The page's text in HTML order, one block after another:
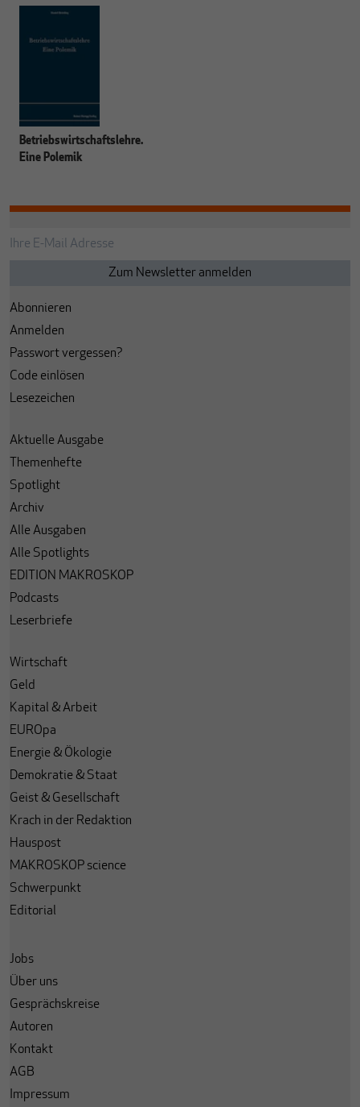
Betriebswirtschaftslehre.
Eine Polemik
Abonnieren
Anmelden
Passwort vergessen?
Code einlösen
Lesezeichen
Aktuelle Ausgabe
Themenhefte
Spotlight
Archiv
Alle Ausgaben
Alle Spotlights
EDITION MAKROSKOP
Podcasts
Leserbriefe
Wirtschaft
Geld
Kapital & Arbeit
EUROpa
Energie & Ökologie
Demokratie & Staat
Geist & Gesellschaft
Krach in der Redaktion
Hauspost
MAKROSKOP science
Schwerpunkt
Editorial
Jobs
Über uns
Gesprächskreise
Autoren
Kontakt
AGB
Impressum